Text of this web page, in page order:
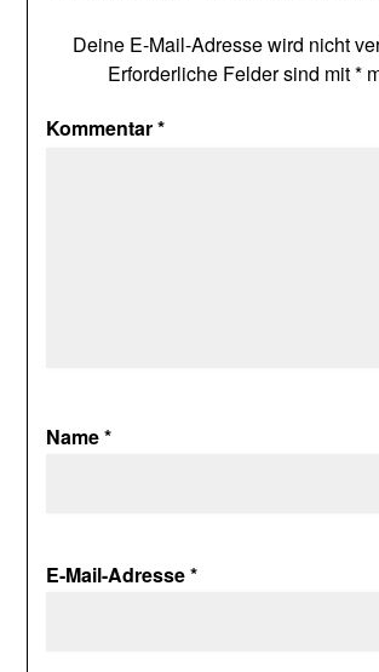
Deine E-Mail-Adresse wird nicht
Erforderliche Felder sind mit*
Kommentar*
Name*
E-Mail-Adresse*